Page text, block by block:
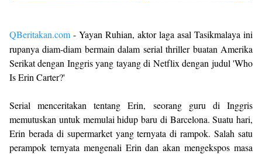
QBeritakan.com - Yayan Ruhian, aktor laga asal Tasikmalaya ini
rupanya diam-diam bermain dalam serial thriller buatan Amerika
Serikat dengan Inggris yang tayang di Netflix dengan judul 'Who
Is Erin Carter?'
Serial menceritakan tentang Erin, seorang guru di Inggris
memutuskan untuk memulai hidup baru di Barcelona. Suatu hari,
Erin berada di supermarket yang ternyata di rampok. Salah satu
perampok ternyata mengenali Erin dan akan mengekspos masa